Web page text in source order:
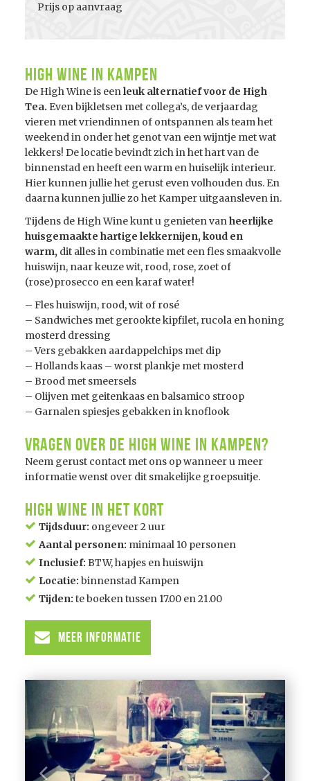
Prijs op aanvraag
High Wine in Kampen
De High Wine is eenleuk alternatief voor de High
Tea. Even bijkletsen met collega’s, de verjaardag
vieren met vriendinnen of ontspannen als team het
weekend in onder het genot van een wijntje met wat
lekkers! De locatie bevindt zich in het hart van de
binnenstad en heeft een warm en huiselijk interieur.
Hier kunnen jullie het gerust even volhouden dus. En
daarna kunnen jullie zo het Kamper uitgaansleven in.
Tijdens de High Wine kunt u genieten vanheerlijke
huisgemaakte hartige lekkernijen, koud en
warm, dit alles in combinatie met een fles smaakvolle
huiswijn, naar keuze wit, rood, rose, zoet of
(rose)prosecco en een karaf water!
– Fles huiswijn, rood, wit of rosé
– Sandwiches met gerookte kipfilet, rucola en honing
mosterd dressing
– Vers gebakken aardappelchips met dip
– Hollands kaas – worst plankje met mosterd
– Brood met smeersels
– Olijven met geitenkaas en balsamico stroop
– Garnalen spiesjes gebakken in knoflook
Vragen over de High Wine in Kampen?
Neem gerust contact met ons op wanneer u meer
informatie wenst over dit smakelijke groepsuitje.
High Wine in het kort
Tijdsduur: ongeveer 2 uur
Aantal personen: minimaal 10 personen
Inclusief: BTW, hapjes en huiswijn
Locatie: binnenstad Kampen
Tijden: te boeken tussen 17.00 en 21.00
Meer informatie